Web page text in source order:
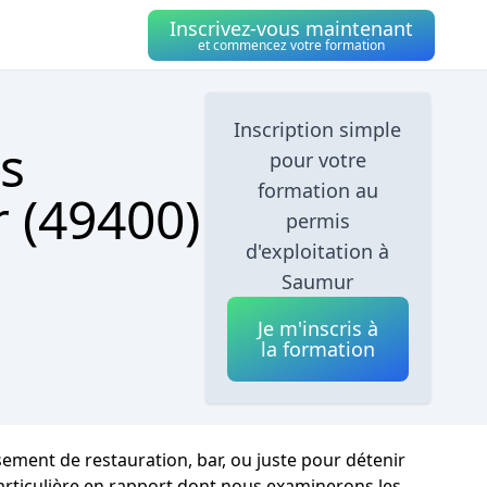
Inscrivez-vous maintenant
et commencez votre formation
Inscription simple
pour votre
formation au
permis
d'exploitation à
Saumur
Je m'inscris à
la formation
de restauration, bar, ou juste pour détenir